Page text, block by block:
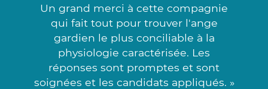
Un grand merci à cette compagnie
qui fait tout pour trouver l'ange
gardien le plus conciliable à la
physiologie caractérisée. Les
réponses sont promptes et sont
soignées et les candidats appliqués. »